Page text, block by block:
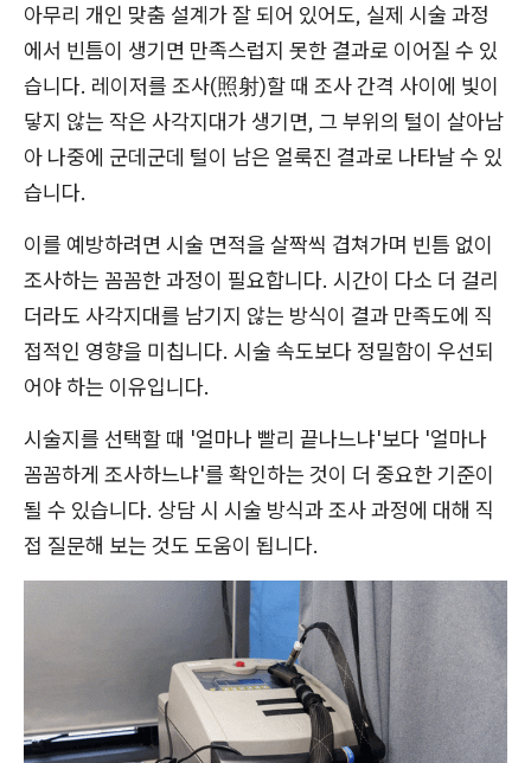
아무리 개인 맞춤 설계가 잘 되어 있어도, 실제 시술 과정
에서 빈틈이 생기면 만족스럽지 못한 결과로 이어질 수 있
습니다. 레이저를 조사(照射)할 때 조사 간격 사이에 빛이
닿지 않는 작은 사각지대가 생기면, 그 부위의 털이 살아남
아 나중에 군데군데 털이 남은 얼룩진 결과로 나타날 수 있
습니다.
이를 예방하려면 시술 면적을 살짝씩 겹쳐가며 빈틈 없이
조사하는 꼼꼼한 과정이 필요합니다. 시간이 다소 더 걸리
더라도 사각지대를 남기지 않는 방식이 결과 만족도에 직
접적인 영향을 미칩니다. 시술 속도보다 정밀함이 우선되
어야 하는 이유입니다.
시술지를 선택할 때 '얼마나 빨리 끝나느냐'보다 '얼마나
꼼꼼하게 조사하느냐'를 확인하는 것이 더 중요한 기준이
될 수 있습니다. 상담 시 시술 방식과 조사 과정에 대해 직
접 질문해 보는 것도 도움이 됩니다.